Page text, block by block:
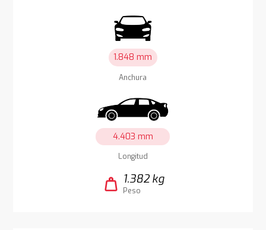
1.848 mm
Anchura
4.403 mm
Longitud
weight 1.382 kg
Peso